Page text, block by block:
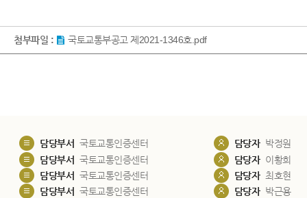
첨부파일 : 국토교통부공고 제2021-1346호.pdf
담당부서 국토교통인증센터 담당자 박정원
담당부서 국토교통인증센터 담당자 이황희
담당부서 국토교통인증센터 담당자 최호현
담당부서 국토교통인증센터 담당자 박근용